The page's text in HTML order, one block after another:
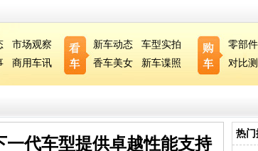
市场观察
商用车讯
新车动态
车型实拍
香车美女
新车谍照
零部
对比
代车型提供卓越性能支持
热门